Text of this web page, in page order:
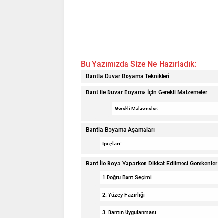
Bu Yazımızda Size Ne Hazırladık:
Bantla Duvar Boyama Teknikleri
Bant ile Duvar Boyama İçin Gerekli Malzemeler
Gerekli Malzemeler:
Bantla Boyama Aşamaları
İpuçları:
Bant İle Boya Yaparken Dikkat Edilmesi Gerekenler
1.Doğru Bant Seçimi
2. Yüzey Hazırlığı
3. Bantın Uygulanması